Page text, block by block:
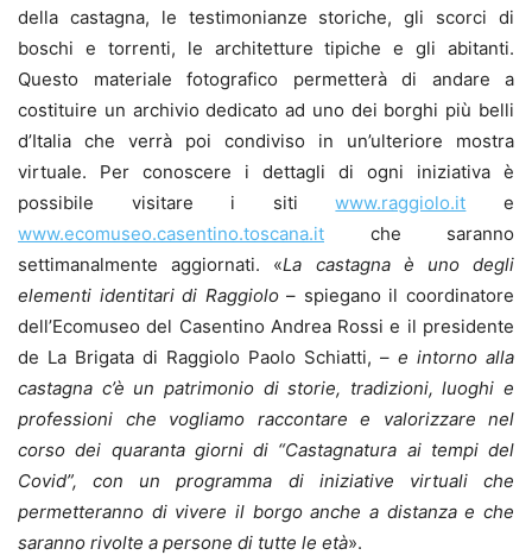
della castagna, le testimonianze storiche, gli scorci di
boschi e torrenti, le architetture tipiche e gli abitanti.
Questo materiale fotografico permetterà di andare a
costituire un archivio dedicato ad uno dei borghi più belli
d’Italia che verrà poi condiviso in un’ulteriore mostra
virtuale. Per conoscere i dettagli di ogni iniziativa è
possibile visitare i sitiwww.raggiolo.it e
www.ecomuseo.casentino.toscana.it che saranno
settimanalmente aggiornati. «La castagna è uno degli
elementi identitari di Raggiolo– spiegano il coordinatore
dell’Ecomuseo del Casentino Andrea Rossi e il presidente
de La Brigata di Raggiolo Paolo Schiatti, – e intorno alla
castagna c’è un patrimonio di storie, tradizioni, luoghi e
professioni che vogliamo raccontare e valorizzare nel
corso dei quaranta giorni di “Castagnatura ai tempi del
Covid”, con un programma di iniziative virtuali che
permetteranno di vivere il borgo anche a distanza e che
saranno rivolte a persone di tutte le età».